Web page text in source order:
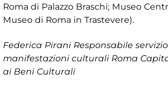
Roma di Palazzo Braschi; Museo
Museo di Roma in Trastevere).
Federica Pirani Responsabile
manifestazioni culturali Roma
ai Beni Culturali